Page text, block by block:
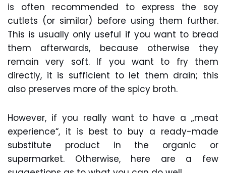
is often recommended to express the soy
cutlets (or similar) before using them further.
This is usually only useful if you want to bread
them afterwards, because otherwise they
remain very soft. If you want to fry them
directly, it is sufficient to let them drain; this
also preserves more of the spicy broth.
However, if you really want to have a „meat
experience“, it is best to buy a ready-made
substitute product in the organic or
supermarket. Otherwise, here are a few